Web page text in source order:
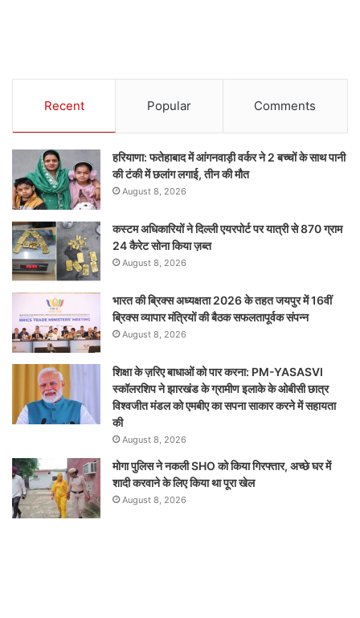
Recent Popular Comments
हरियाणा: फतेहाबाद में आंगनवाड़ी वर्कर ने 2 बच्चों के साथ पानी
की टंकी में छलांग लगाई, तीन की मौत
August 8, 2026
कस्टम अधिकारियों ने दिल्ली एयरपोर्ट पर यात्री से 870 ग्राम
24 कैरेट सोना किया ज़ब्त
August 8, 2026
भारत की ब्रिक्‍स अध्यक्षता 2026 के तहत जयपुर में 16वीं
ब्रिक्‍स व्यापार मंत्रियों की बैठक सफलतापूर्वक संपन्न
August 8, 2026
शिक्षा के ज़रिए बाधाओं को पार करना: PM-YASASVI
स्कॉलरशिप ने झारखंड के ग्रामीण इलाके के ओबीसी छात्र
विश्वजीत मंडल को एमबीए का सपना साकार करने में सहायता
की
August 8, 2026
मोगा पुलिस ने नकली SHO को किया गिरफ्तार, अच्छे घर में
शादी करवाने के लिए किया था पूरा खेल
August 8, 2026